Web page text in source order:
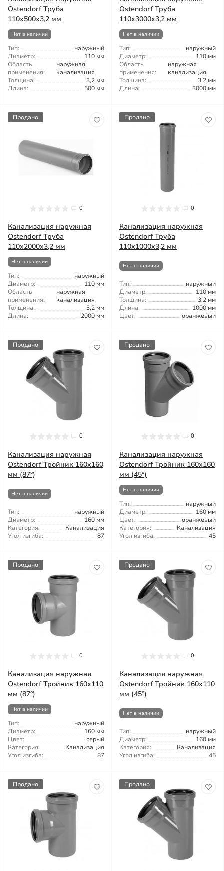
Ostendorf Труба
110x500x3,2 мм
Нет в наличии
Тип:
наружный
Диаметр:
110 мм
Область
применения:
наружная
канализация
Толщина:
3,2 мм
Длина:
500 мм
Ostendorf Труба
110x3000x3,2 мм
Нет в наличии
Тип:
наружный
Диаметр:
110 мм
Область
применения:
наружная
канализация
Толщина:
3,2 мм
Длина:
3000 мм
Продано
0
Канализация наружная
Ostendorf Труба
110x2000x3,2 мм
Нет в наличии
Тип:
наружный
Диаметр:
110 мм
Область
применения:
наружная
канализация
Толщина:
3,2 мм
Длина:
2000 мм
Продано
0
Канализация наружная
Ostendorf Труба
110x1000x3,2 мм
Нет в наличии
Тип:
наружный
Диаметр:
110 мм
Толщина:
3,2 мм
Длина:
1000 мм
Цвет:
оранжевый
Продано
0
Канализация наружная
Ostendorf Тройник 160x160
мм (87°)
Нет в наличии
Тип:
наружный
Диаметр:
160 мм
Категория:
Канализация
Угол изгиба:
87
Продано
0
Канализация наружная
Ostendorf Тройник 160x160
мм (45°)
Нет в наличии
Тип:
наружный
Диаметр:
160 мм
Цвет:
оранжевый
Категория:
Канализация
Угол изгиба:
45
Продано
0
Канализация наружная
Ostendorf Тройник 160x110
мм (87°)
Нет в наличии
Тип:
наружный
Диаметр:
160 мм
Цвет:
серый
Категория:
Канализация
Угол изгиба:
87
Продано
0
Канализация наружная
Ostendorf Тройник 160x110
мм (45°)
Нет в наличии
Тип:
наружный
Диаметр:
160 мм
Категория:
Канализация
Угол изгиба:
45
Продано Продано